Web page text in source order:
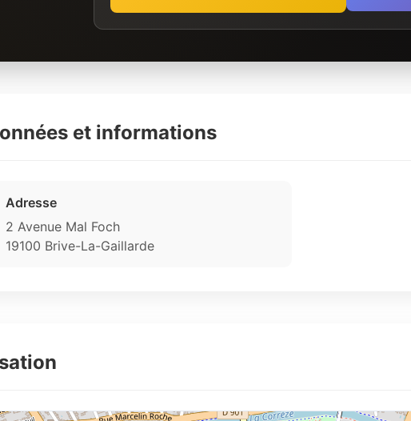
et informations
Adresse
2 Avenue Mal Foch
19100 Brive-La-Gaillarde